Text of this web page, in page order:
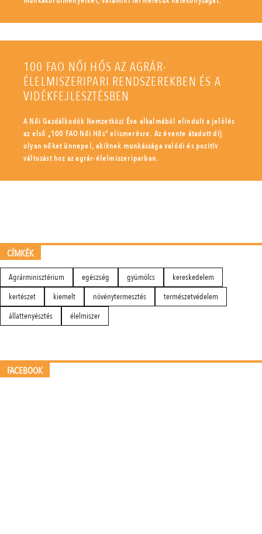
100 FAO NŐI HŐS AZ AGRÁR-
ÉLELMISZERIPARI RENDSZEREKBEN ÉS A
VIDÉKFEJLESZTÉSBEN
A Női Gazdálkodók Nemzetközi Éve alkalmából elindult a jelölés
az első „100 FAO Női Hős” elismerésre. Az évente átadott díj
olyan nőket ünnepel, akiknek munkássága valódi és pozitív
változást hoz az agrár-élelmiszeriparban.
CÍMKÉK
Agrárminisztérium egészség gyümölcs
kereskedelem
kertészet
kiemelt növénytermesztés
természetvédelem
állattenyésztés
élelmiszer
FACEBOOK